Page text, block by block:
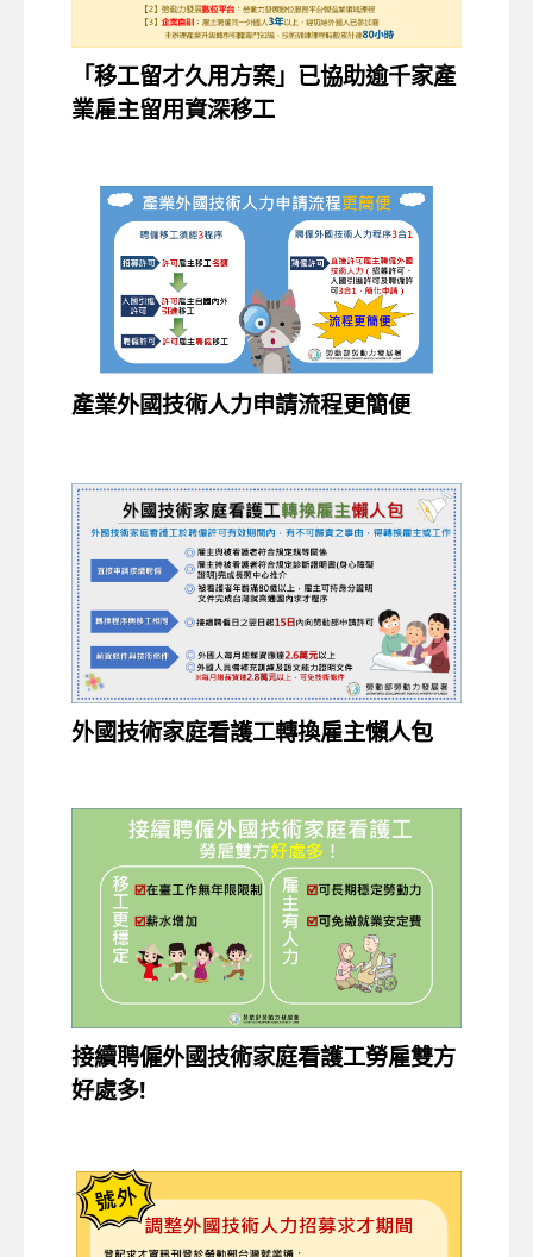
「移工留才久用方案」已協助逾千家產
業雇主留用資深移工
產業外國技術人力申請流程更簡便
外國技術家庭看護工轉換雇主懶人包
接續聘僱外國技術家庭看護工勞雇雙方
好處多!